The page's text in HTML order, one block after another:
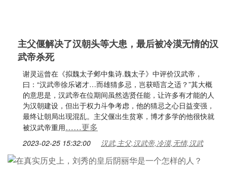
主父偃解决了汉朝头等大患，最后被冷漠无情的汉
武帝杀死
谢灵运曾在《拟魏太子邺中集诗.魏太子》中评价汉武帝，
曰：“汉武帝徐乐诸才…而雄猜多忌，岂获晤言之适？”其大概
的意思是，汉武帝在位期间虽然选贤任能，让许多有才能的人
为汉朝建设，但出于权力斗争考虑，他的猜忌之心日益变强，
最终让朝局出现混乱。主父偃出生贫寒，博才多学的他很快就
被汉武帝重用……更多
2023-02-25 15:32:00 汉武,主父,汉武帝,冷漠,无情,汉武